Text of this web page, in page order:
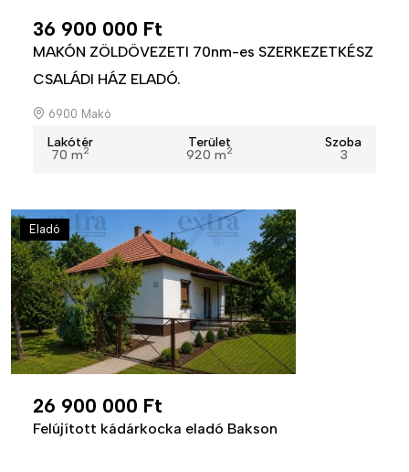
36 900 000 Ft
MAKÓN ZÖLDÖVEZETI 70nm-es SZERKEZETKÉSZ
CSALÁDI HÁZ ELADÓ.
6900 Makó
Lakótér
70 m2
Terület
920 m2
Szoba
3
Eladó
26 900 000 Ft
Felújított kádárkocka eladó Bakson